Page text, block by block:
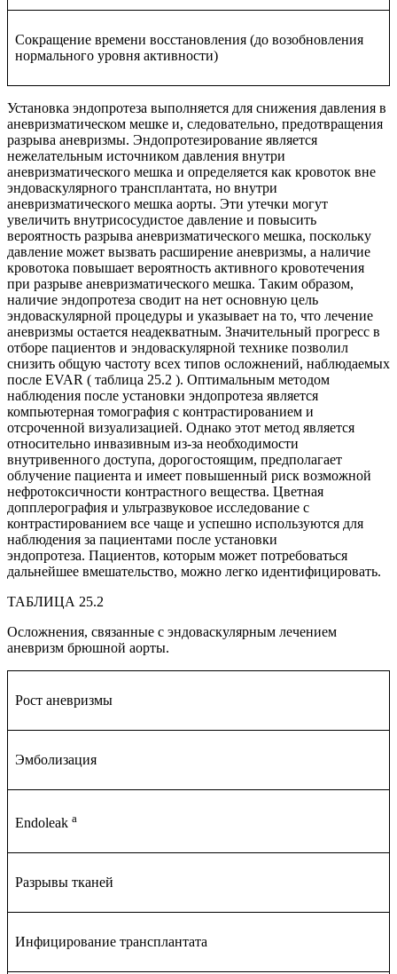
Сокращение времени восстановления (до возобновления
нормального уровня активности)
Установка эндопротеза выполняется для снижения давления в
аневризматическом мешке и, следовательно, предотвращения
разрыва аневризмы. Эндопротезирование является
нежелательным источником давления внутри
аневризматического мешка и определяется как кровоток вне
эндоваскулярного трансплантата, но внутри
аневризматического мешка аорты. Эти утечки могут
увеличить внутрисосудистое давление и повысить
вероятность разрыва аневризматического мешка, поскольку
давление может вызвать расширение аневризмы, а наличие
кровотока повышает вероятность активного кровотечения
при разрыве аневризматического мешка. Таким образом,
наличие эндопротеза сводит на нет основную цель
эндоваскулярной процедуры и указывает на то, что лечение
аневризмы остается неадекватным. Значительный прогресс в
отборе пациентов и эндоваскулярной технике позволил
снизить общую частоту всех типов осложнений, наблюдаемых
после EVAR ( таблица 25.2 ). Оптимальным методом
наблюдения после установки эндопротеза является
компьютерная томография с контрастированием и
отсроченной визуализацией. Однако этот метод является
относительно инвазивным из-за необходимости
внутривенного доступа, дорогостоящим, предполагает
облучение пациента и имеет повышенный риск возможной
нефротоксичности контрастного вещества. Цветная
допплерография и ультразвуковое исследование с
контрастированием все чаще и успешно используются для
наблюдения за пациентами после установки
эндопротеза. Пациентов, которым может потребоваться
дальнейшее вмешательство, можно легко идентифицировать.
ТАБЛИЦА 25.2
Осложнения, связанные с эндоваскулярным лечением
аневризм брюшной аорты.
Рост аневризмы
Эмболизация
Endoleak a
Разрывы тканей
Инфицирование трансплантата